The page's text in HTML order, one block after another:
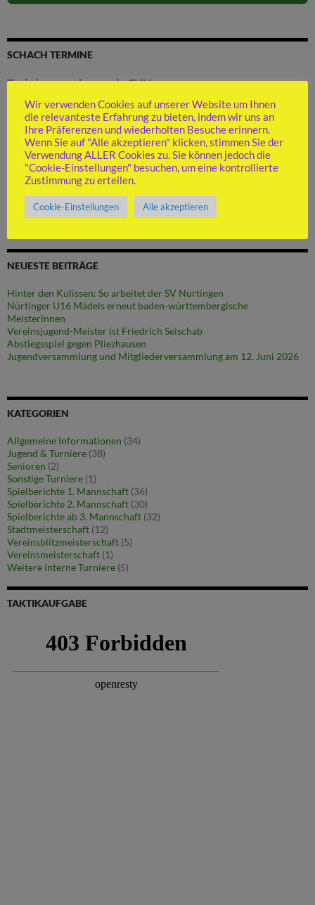
SCHACH TERMINE
Trainingswochenende SVN
Startdatum:11. September 2026
Enddatum:13. September 2026
Tagesveranstaltung
Ort:Bad Schussenried
Details
NEUESTE BEITRÄGE
Hinter den Kulissen: So arbeitet der SV Nürtingen
Nürtinger U16 Mädels erneut baden-württembergische
Meisterinnen
Vereinsjugend-Meister ist Friedrich Seischab
Abstiegsspiel gegen Pliezhausen
Jugendversammlung und Mitgliederversammlung am 12. Juni 2026
KATEGORIEN
Allgemeine Informationen (34)
Jugend & Turniere (38)
Senioren (2)
Sonstige Turniere (1)
Spielberichte 1. Mannschaft (36)
Spielberichte 2. Mannschaft (30)
Spielberichte ab 3. Mannschaft (32)
Stadtmeisterschaft (12)
Vereinsblitzmeisterschaft (5)
Vereinsmeisterschaft (1)
Weitere interne Turniere (5)
TAKTIKAUFGABE
Wir verwenden Cookies auf unserer Website um Ihnen
die relevanteste Erfahrung zu bieten, indem wir uns an
Ihre Präferenzen und wiederholten Besuche erinnern.
Wenn Sie auf "Alle akzeptieren" klicken, stimmen Sie der
Verwendung ALLER Cookies zu. Sie können jedoch die
"Cookie-Einstellungen" besuchen, um eine kontrollierte
Zustimmung zu erteilen.
Cookie-Einstellungen Alle akzeptieren